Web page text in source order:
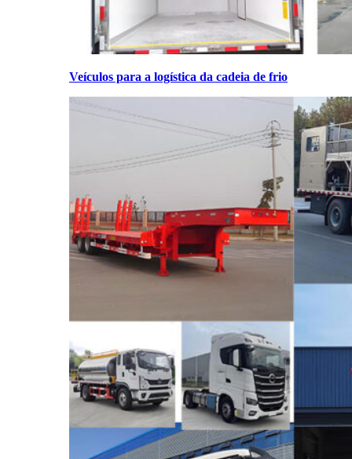
Veículos para a logística da cadeia de frio